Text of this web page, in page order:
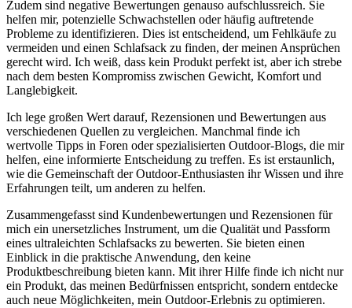
Zudem sind negative Bewertungen genauso aufschlussreich. Sie
helfen mir, potenzielle Schwachstellen oder häufig auftretende
Probleme zu identifizieren. Dies ist entscheidend, um Fehlkäufe zu
vermeiden und einen Schlafsack zu finden, der meinen Ansprüchen
gerecht wird. Ich weiß, dass kein Produkt perfekt ist, aber ich strebe
nach dem besten Kompromiss zwischen Gewicht, Komfort und
Langlebigkeit.
Ich lege großen Wert darauf, Rezensionen und Bewertungen aus
verschiedenen Quellen zu vergleichen. Manchmal finde ich
wertvolle Tipps in Foren oder spezialisierten Outdoor-Blogs, die mir
helfen, eine informierte Entscheidung zu treffen. Es ist erstaunlich,
wie die Gemeinschaft der Outdoor-Enthusiasten ihr Wissen und ihre
Erfahrungen teilt, um anderen zu helfen.
Zusammengefasst sind Kundenbewertungen und Rezensionen für
mich ein unersetzliches Instrument, um die Qualität und Passform
eines ultraleichten Schlafsacks zu bewerten. Sie bieten einen
Einblick in die praktische Anwendung, den keine
Produktbeschreibung bieten kann. Mit ihrer Hilfe finde ich nicht nur
ein Produkt, das meinen Bedürfnissen entspricht, sondern entdecke
auch neue Möglichkeiten, mein Outdoor-Erlebnis zu optimieren.